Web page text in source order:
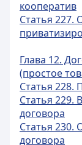
кооператив
Статья 227.
Глава 12.
(простое
Статья 228.
Статья 229.
договора
Статья 230.
договора